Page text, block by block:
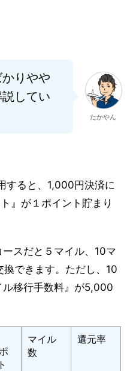
りやや
してい
たかやん
すると、1,000円決済に
』が１ポイント貯まり
スだと５マイル、10マ
できます。 ただし、10
ル移行手数料』が5,000
マイル
数
還元率